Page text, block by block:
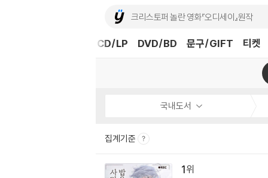
CD/LP DVD/BD 문구/GIFT 티켓
국내도서
집계기준
1